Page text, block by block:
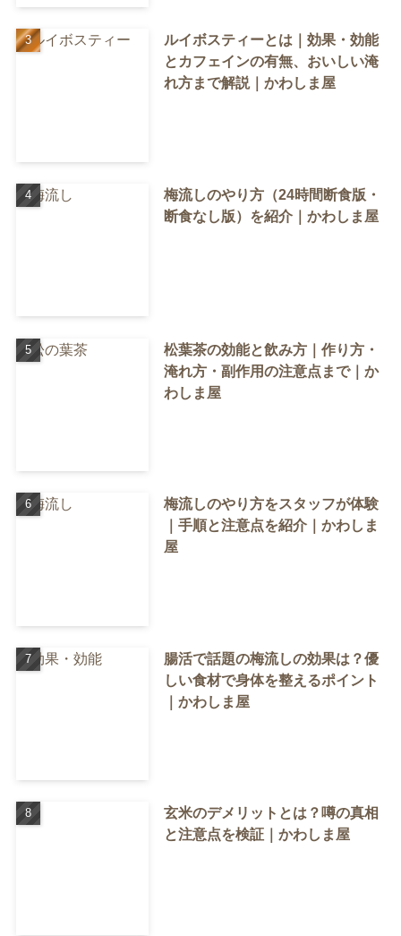
ルイボスティーとは｜効果・効能
とカフェインの有無、おいしい淹
れ方まで解説｜かわしま屋
梅流しのやり方（24時間断食版・
断食なし版）を紹介｜かわしま屋
松葉茶の効能と飲み方｜作り方・
淹れ方・副作用の注意点まで｜か
わしま屋
梅流しのやり方をスタッフが体験
｜手順と注意点を紹介｜かわしま
屋
腸活で話題の梅流しの効果は？優
しい食材で身体を整えるポイント
｜かわしま屋
玄米のデメリットとは？噂の真相
と注意点を検証｜かわしま屋